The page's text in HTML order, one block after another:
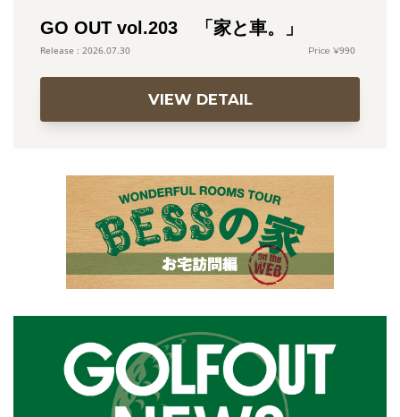
GO OUT vol.203 「家と車。」
2026.07.30 990
VIEW DETAIL